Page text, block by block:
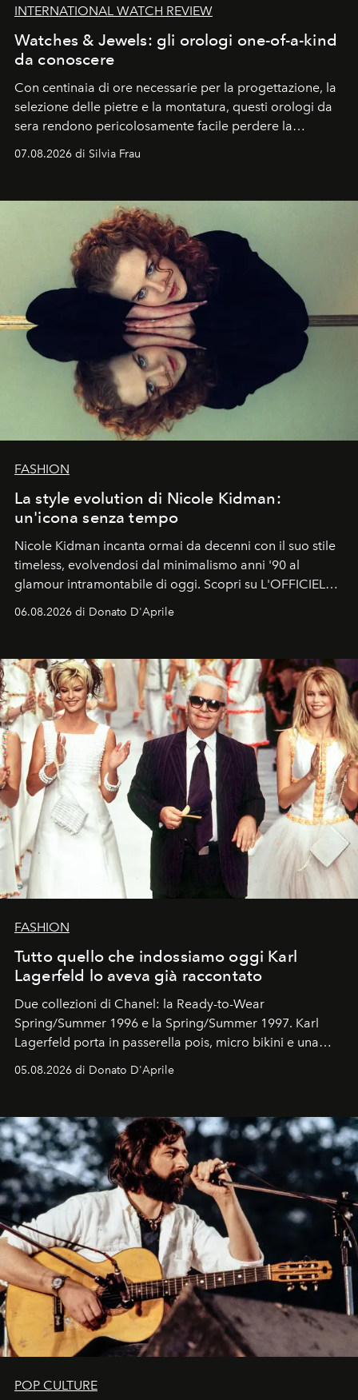
INTERNATIONAL WATCH REVIEW
Watches & Jewels: gli orologi one-of-a-kind
da conoscere
Con centinaia di ore necessarie per la progettazione, la
selezione delle pietre e la montatura, questi orologi da
sera rendono pericolosamente facile perdere la
07.08.2026 di Silvia Frau
FASHION
La style evolution di Nicole Kidman:
un'icona senza tempo
Nicole Kidman incanta ormai da decenni con il suo stile
timeless, evolvendosi dal minimalismo anni '90 al
glamour intramontabile di oggi. Scopri su L'OFFICIEL
06.08.2026 di Donato D'Aprile
FASHION
Tutto quello che indossiamo oggi Karl
Lagerfeld lo aveva già raccontato
Due collezioni di Chanel: la Ready-to-Wear
Spring/Summer 1996 e la Spring/Summer 1997. Karl
Lagerfeld porta in passerella pois, micro bikini e una
Kate, Claudia e Carla una dietro l'altra. Trent'anni dopo,
uno dei documenti più contemporanei che abbiamo.
05.08.2026 di Donato D'Aprile
POP CULTURE